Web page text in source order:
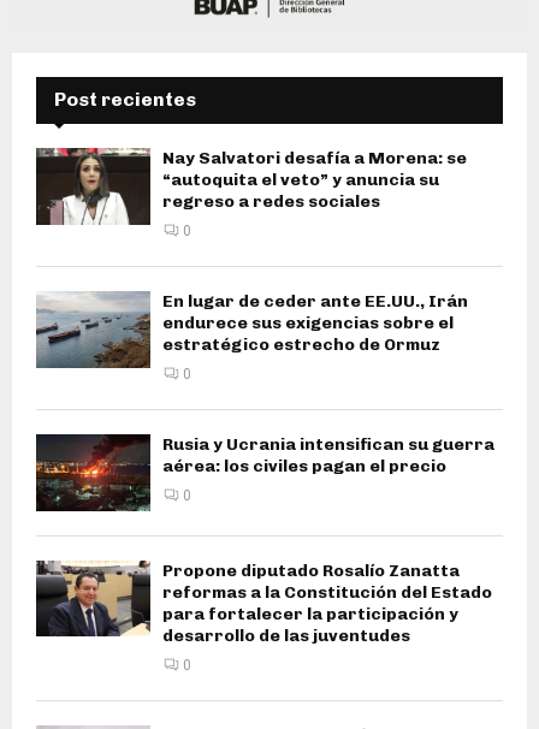
Post recientes
Nay Salvatori desafía a Morena: se
“autoquita el veto” y anuncia su
regreso a redes sociales
0
En lugar de ceder ante EE.UU., Irán
endurece sus exigencias sobre el
estratégico estrecho de Ormuz
0
Rusia y Ucrania intensifican su guerra
aérea: los civiles pagan el precio
0
Propone diputado Rosalío Zanatta
reformas a la Constitución del Estado
para fortalecer la participación y
desarrollo de las juventudes
0